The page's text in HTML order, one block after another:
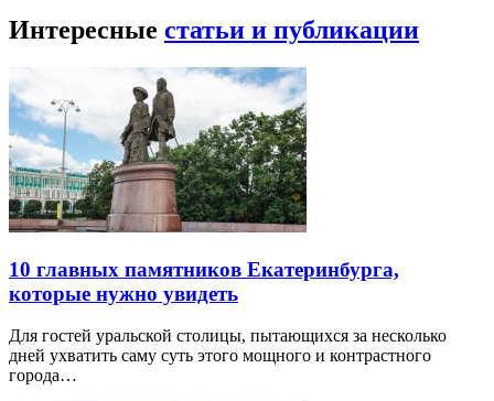
Интересные статьи и публикации
10 главных памятников Екатеринбурга,
которые нужно увидеть
Для гостей уральской столицы, пытающихся за несколько
дней ухватить саму суть этого мощного и контрастного
города…